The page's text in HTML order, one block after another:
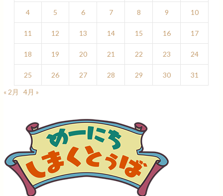
4 5 6 7 8 9 10
11 12 13 14 15 16 17
18 19 20 21 22 23 24
25 26 27 28 29 30
31
« 2月
4月 »